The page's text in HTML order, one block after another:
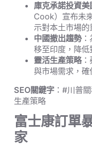
庫克承諾投資美
Cook）宣布未
示對本土市場的
中國撤出趨勢：
移至印度，降低
靈活生產策略：
與市場需求，確
SEO關鍵字 ：#川普
生產策略
富士康訂單
家